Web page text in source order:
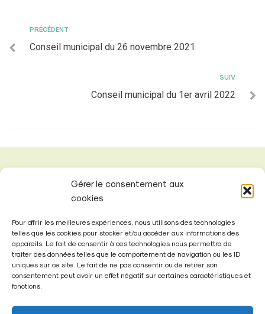
Gérer le consentement aux
cookies
Pour offrir les meilleures expériences, nous utilisons des technologies
telles que les cookies pour stocker et/ou accéder aux informations des
appareils. Le fait de consentir à ces technologies nous permettra de
traiter des données telles que le comportement de navigation ou les ID
uniques sur ce site. Le fait de ne pas consentir ou de retirer son
consentement peut avoir un effet négatif sur certaines caractéristiques et
fonctions.
PRÉCÉDENT
Conseil municipal du 26 novembre 2021
SUIV
Conseil municipal du 1er avril 2022
Mairie de